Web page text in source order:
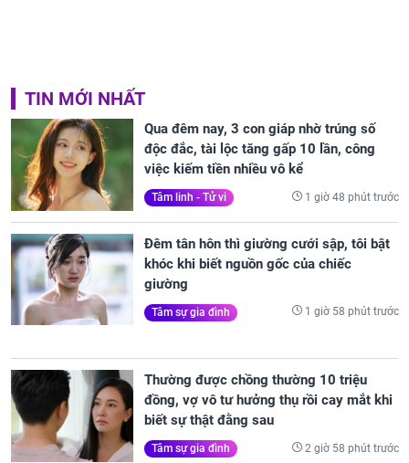
TIN MỚI NHẤT
Qua đêm nay, 3 con giáp nhờ trúng số
độc đắc, tài lộc tăng gấp 10 lần, công
việc kiếm tiền nhiều vô kể
Tâm linh - Tử vi 1 giờ 48 phút trước
Đêm tân hôn thì giường cưới sập, tôi bật
khóc khi biết nguồn gốc của chiếc
giường
Tâm sự gia đình 1 giờ 58 phút trước
Thường được chồng thường 10 triệu
đồng, vợ vô tư hưởng thụ rồi cay mắt khi
biết sự thật đằng sau
Tâm sự gia đình 2 giờ 58 phút trước